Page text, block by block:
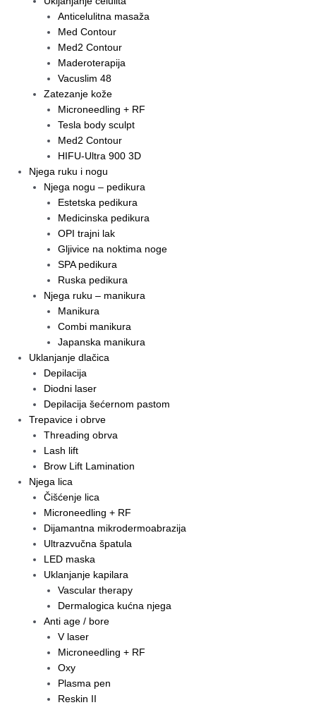
Anticelulitna masaža
Med Contour
Med2 Contour
Maderoterapija
Vacuslim 48
Zatezanje kože
Microneedling + RF
Tesla body sculpt
Med2 Contour
HIFU-Ultra 900 3D
Njega ruku i nogu
Njega nogu – pedikura
Estetska pedikura
Medicinska pedikura
OPI trajni lak
Gljivice na noktima noge
SPA pedikura
Ruska pedikura
Njega ruku – manikura
Manikura
Combi manikura
Japanska manikura
Uklanjanje dlačica
Depilacija
Diodni laser
Depilacija šećernom pastom
Trepavice i obrve
Threading obrva
Lash lift
Brow Lift Lamination
Njega lica
Čišćenje lica
Microneedling + RF
Dijamantna mikrodermoabrazija
Ultrazvučna špatula
LED maska
Uklanjanje kapilara
Vascular therapy
Dermalogica kućna njega
Anti age / bore
V laser
Microneedling + RF
Oxy
Plasma pen
Reskin II